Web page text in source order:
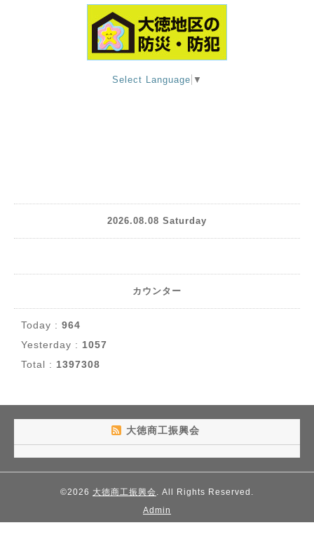
Select Language ▼
2026.08.08 Saturday
カウンター
Today : 964
Yesterday : 1057
Total : 1397308
大徳商工振興会
©2026 大徳商工振興会 . All Rights Reserved.
Admin